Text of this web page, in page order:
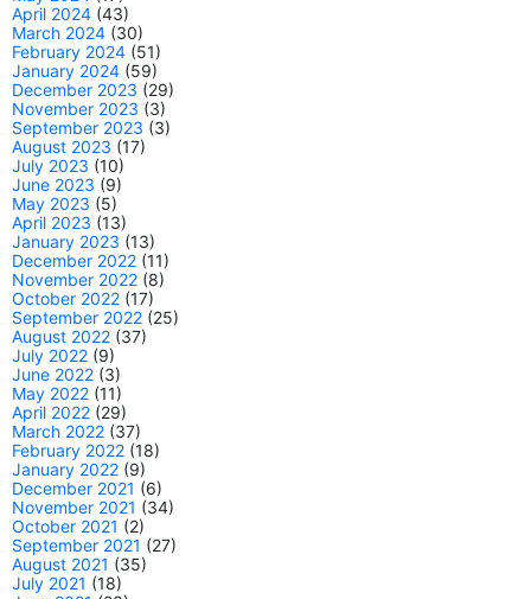
April 2024 (43)
March 2024 (30)
February 2024 (51)
January 2024 (59)
December 2023 (29)
November 2023 (3)
September 2023 (3)
August 2023 (17)
July 2023 (10)
June 2023 (9)
May 2023 (5)
April 2023 (13)
January 2023 (13)
December 2022 (11)
November 2022 (8)
October 2022 (17)
September 2022 (25)
August 2022 (37)
July 2022 (9)
June 2022 (3)
May 2022 (11)
April 2022 (29)
March 2022 (37)
February 2022 (18)
January 2022 (9)
December 2021 (6)
November 2021 (34)
October 2021 (2)
September 2021 (27)
August 2021 (35)
July 2021 (18)